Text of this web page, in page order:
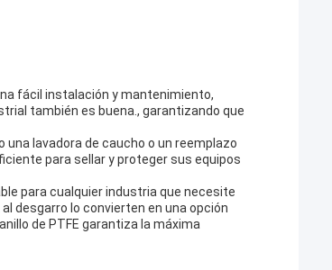
fácil instalación y mantenimiento,
también es buena., garantizando que
lavadora de caucho o un reemplazo
para sellar y proteger sus equipos
para cualquier industria que necesite
desgarro lo convierten en una opción
de PTFE garantiza la máxima